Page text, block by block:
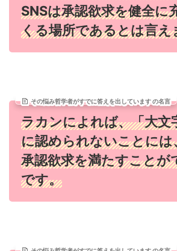
SNSは承認欲求を健全に
くる場所であるとは言え
その悩み哲学者がすでに答えを出しています の名言
ラカンによれば、「大文
に認められないことには
承認欲求を満たすことが
です。